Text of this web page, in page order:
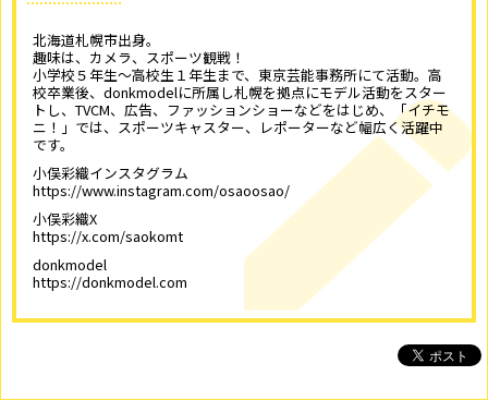
北海道札幌市出身。
趣味は、カメラ、スポーツ観戦！
小学校５年生～高校生１年生まで、東京芸能事務所にて活動。高
校卒業後、donkmodelに所属し札幌を拠点にモデル活動をスター
トし、TVCM、広告、ファッションショーなどをはじめ、「イチモ
ニ！」では、スポーツキャスター、レポーターなど幅広く活躍中
です。
小俣彩織インスタグラム
https://www.instagram.com/osaoosao/
小俣彩織X
https://x.com/saokomt
donkmodel
https://donkmodel.com